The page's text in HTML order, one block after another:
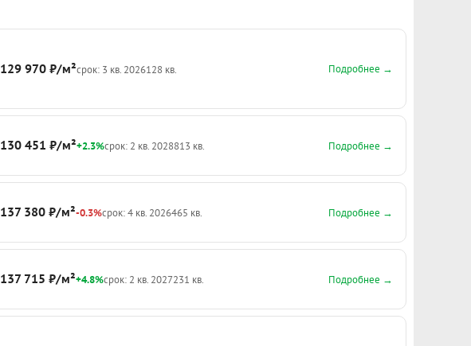
129 970 ₽/м²срок: 3 кв. 2026128 кв. Подробнее →
130 451 ₽/м²+2.3%срок: 2 кв. 2028813 кв. Подробнее →
137 380 ₽/м²-0.3%срок: 4 кв. 2026465 кв. Подробнее →
137 715 ₽/м²+4.8%срок: 2 кв. 2027231 кв. Подробнее →